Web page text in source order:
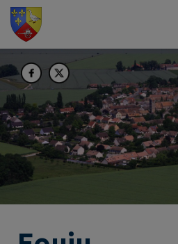
Contenu